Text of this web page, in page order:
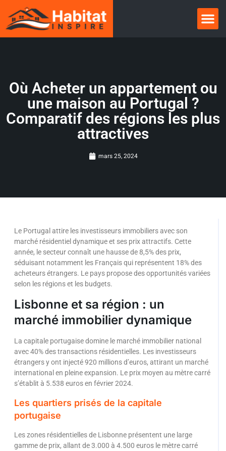
Où Acheter un appartement ou
une maison au Portugal ?
Comparatif des régions les plus
attractives
mars 25, 2024
Le Portugal attire les investisseurs immobiliers avec son
marché résidentiel dynamique et ses prix attractifs. Cette
année, le secteur connaît une hausse de 8,5% des prix,
séduisant notamment les Français qui représentent 18% des
acheteurs étrangers. Le pays propose des opportunités variées
selon les régions et les budgets.
Lisbonne et sa région : un
marché immobilier dynamique
La capitale portugaise domine le marché immobilier national
avec 40% des transactions résidentielles. Les investisseurs
étrangers y ont injecté 920 millions d’euros, attirant un marché
international en pleine expansion. Le prix moyen au mètre carré
s’établit à 5.538 euros en février 2024.
Les quartiers prisés de la capitale
portugaise
Les zones résidentielles de Lisbonne présentent une large
gamme de prix, allant de 3.000 à 4.500 euros le mètre carré